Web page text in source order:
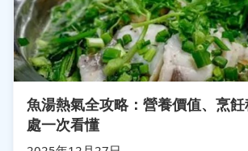
魚湯熱氣全攻略：營養價值、烹
處一次看懂